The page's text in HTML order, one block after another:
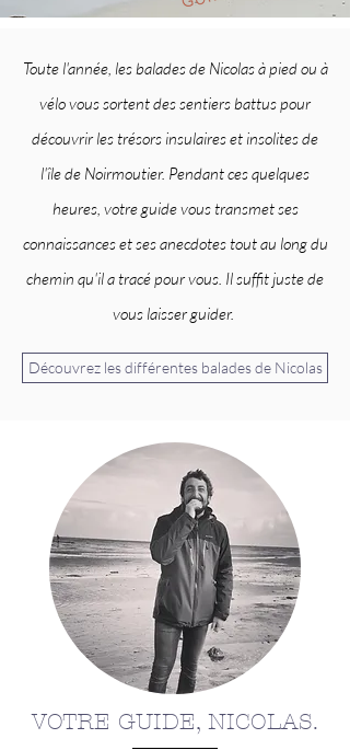
Toute l'année, les balades de Nicolas à pied ou à
vélo vous sortent des sentiers battus pour
découvrir les trésors insulaires et insolites de
l'île de Noirmoutier. Pendant ces quelques
heures, votre guide vous transmet ses
connaissances et ses anecdotes tout au long du
chemin qu'il a tracé pour vous. Il suffit juste de
vous laisser guider.
Découvrez les différentes balades de Nicolas
VOTRE GUIDE, NICOLAS.